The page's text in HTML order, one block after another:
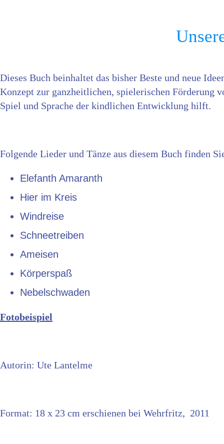
Dieses Buch beinhaltet das bisher Beste und neue
Konzept zur ganzheitlichen, spielerischen Förderung
Spiel und Sprache der kindlichen Entwicklung hilft.
Folgende Lieder und Tänze aus diesem Buch finden
Elefanth Amaranth
Hier im Kreis
Windreise
Schneetreiben
Ameisen
Körperspaß
Nebelschwaden
Fotobeispiel
Autorin: Ute Lantelme
Format: 18 x 23 cm erschienen bei Wehrfritz, 2011